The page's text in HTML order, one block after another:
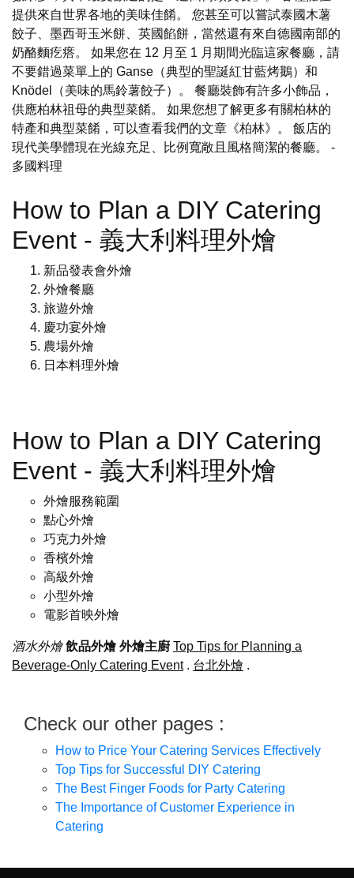
提供來自世界各地的美味佳餚。 您甚至可以嘗試泰國木薯
餃子、墨西哥玉米餅、英國餡餅，當然還有來自德國南部的
奶酪麵疙瘩。 如果您在 12 月至 1 月期間光臨這家餐廳，請
不要錯過菜單上的 Ganse（典型的聖誕紅甘藍烤鵝）和
Knödel（美味的馬鈴薯餃子）。 餐廳裝飾有許多小飾品，
供應柏林祖母的典型菜餚。 如果您想了解更多有關柏林的
特產和典型菜餚，可以查看我們的文章《柏林》。 飯店的
現代美學體現在光線充足、比例寬敞且風格簡潔的餐廳。 -
多國料理
How to Plan a DIY Catering
Event - 義大利料理外燴
新品發表會外燴
外燴餐廳
旅遊外燴
慶功宴外燴
農場外燴
日本料理外燴
How to Plan a DIY Catering
Event - 義大利料理外燴
外燴服務範圍
點心外燴
巧克力外燴
香檳外燴
高級外燴
小型外燴
電影首映外燴
酒水外燴 飲品外燴 外燴主廚 Top Tips for Planning a
Beverage-Only Catering Event. 台北外燴 .
Check our other pages :
How to Price Your Catering Services Effectively
Top Tips for Successful DIY Catering
The Best Finger Foods for Party Catering
The Importance of Customer Experience in
Catering